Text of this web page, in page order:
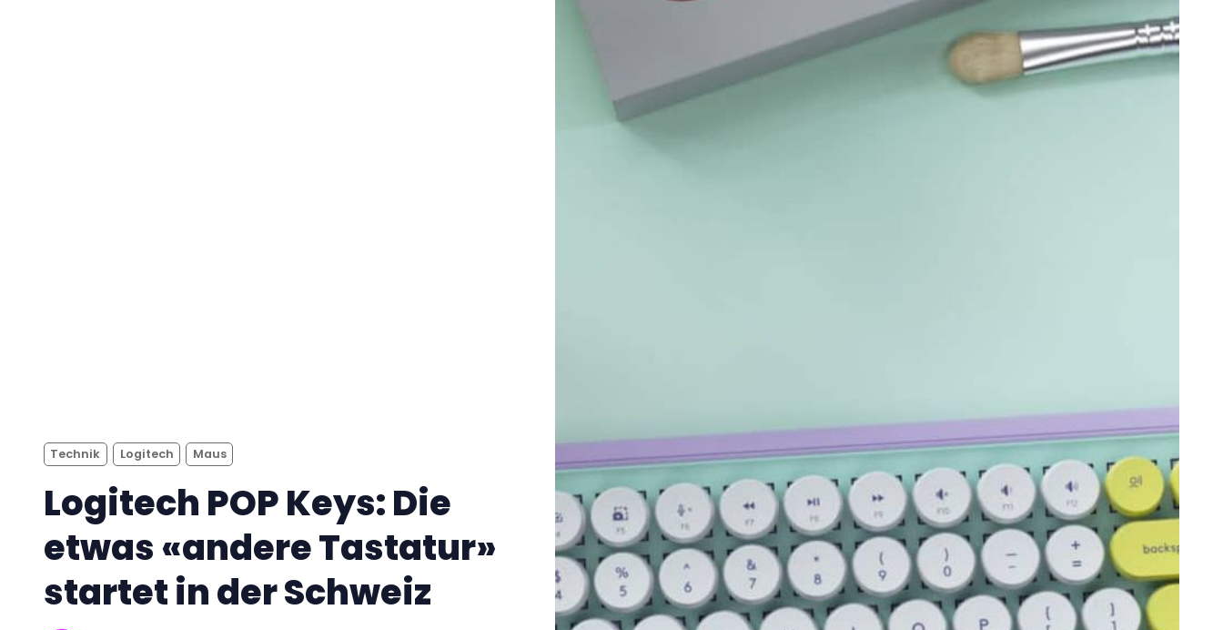
Zusammenarbeit
Technik Logitech Maus
Logitech POP Keys: Die
etwas «andere Tastatur»
startet in der Schweiz